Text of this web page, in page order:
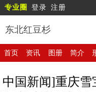
专业圈 登录 注册
东北红豆杉
首页 资讯 图册 简介
中国新闻]重庆雪